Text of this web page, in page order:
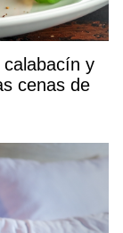
y
cenas de